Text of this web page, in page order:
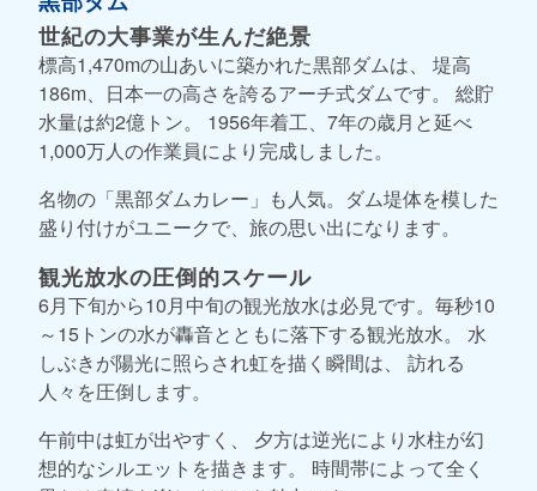
世紀の大事業が生んだ絶景
標高1,470mの山あいに築かれた黒部ダムは、 堤高
186m、日本一の高さを誇るアーチ式ダムです。 総貯
水量は約2億トン。 1956年着工、7年の歳月と延べ
1,000万人の作業員により完成しました。
名物の「黒部ダムカレー」も人気。ダム堤体を模した
盛り付けがユニークで、旅の思い出になります。
観光放水の圧倒的スケール
6月下旬から10月中旬の観光放水は必見です。毎秒10
～15トンの水が轟音とともに落下する観光放水。 水
しぶきが陽光に照らされ虹を描く瞬間は、 訪れる
人々を圧倒します。
午前中は虹が出やすく、 夕方は逆光により水柱が幻
想的なシルエットを描きます。 時間帯によって全く